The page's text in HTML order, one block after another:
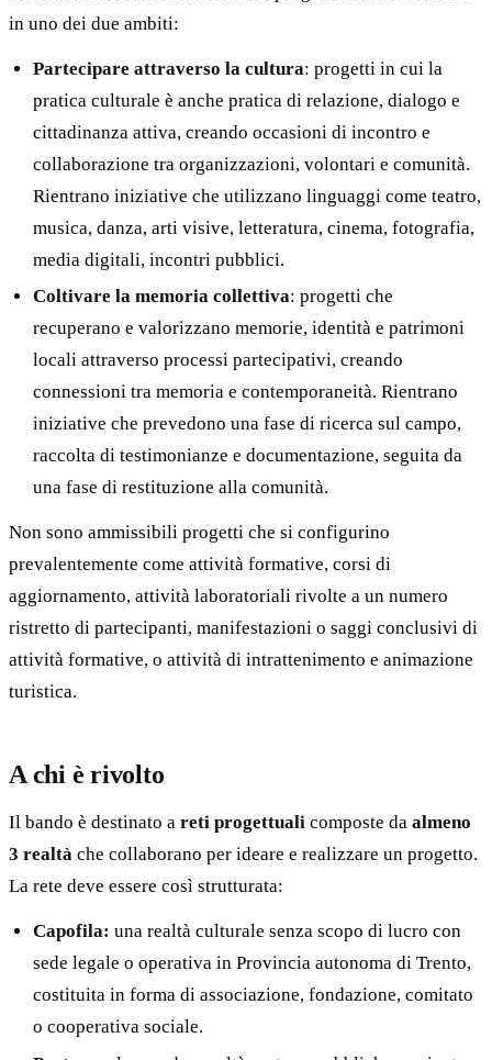
in uno dei due ambiti:
Partecipare attraverso la cultura: progetti in cui la
pratica culturale è anche pratica di relazione, dialogo e
cittadinanza attiva, creando occasioni di incontro e
collaborazione tra organizzazioni, volontari e comunità.
Rientrano iniziative che utilizzano linguaggi come teatro,
musica, danza, arti visive, letteratura, cinema, fotografia,
media digitali, incontri pubblici.
Coltivare la memoria collettiva: progetti che
recuperano e valorizzano memorie, identità e patrimoni
locali attraverso processi partecipativi, creando
connessioni tra memoria e contemporaneità. Rientrano
iniziative che prevedono una fase di ricerca sul campo,
raccolta di testimonianze e documentazione, seguita da
una fase di restituzione alla comunità.
Non sono ammissibili progetti che si configurino
prevalentemente come attività formative, corsi di
aggiornamento, attività laboratoriali rivolte a un numero
ristretto di partecipanti, manifestazioni o saggi conclusivi di
attività formative, o attività di intrattenimento e animazione
turistica.
A chi è rivolto
Il bando è destinato a reti progettuali composte da almeno
3 realtà che collaborano per ideare e realizzare un progetto.
La rete deve essere così strutturata:
Capofila: una realtà culturale senza scopo di lucro con
sede legale o operativa in Provincia autonoma di Trento,
costituita in forma di associazione, fondazione, comitato
o cooperativa sociale.